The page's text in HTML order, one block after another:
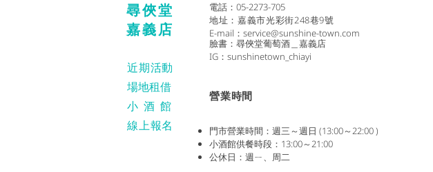
尋俠堂
嘉義店
電話：05-2273-705
地址： 嘉義市光彩街248巷9號
E-mail： service@sunshine-town.com
近期活動
場地租借
小酒 館
線上報名
​營業時間
門市營業時間：週三～週日 (13:00～22:00 )
小酒館供餐時段：13:00～21:00
公休日：週ㄧ、周二
臉書：尋俠堂葡萄酒＿嘉義店
IG：sunshinetown_chiayi